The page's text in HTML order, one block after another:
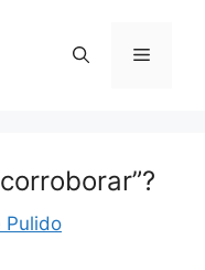
Menu
Pulido